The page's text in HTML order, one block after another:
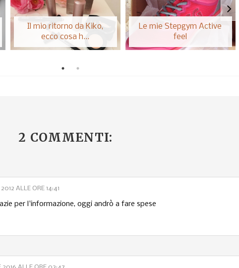
Il mio ritorno da Kiko,
ecco cosa h...
Le mie Stepgym Active
feel
2 COMMENTI:
ALLE ORE 14:41
per l'informazione, oggi andrò a fare spese